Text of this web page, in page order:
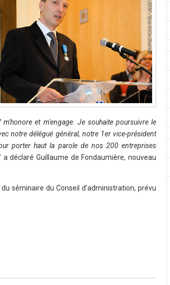
et m'engage. Je souhaite poursuivre le
notre délégué général, notre 1er vice-président
porter haut la parole de nos 200 entreprises
a déclaré Guillaume de Fondaumière, nouveau
séminaire du Conseil d'administration, prévu